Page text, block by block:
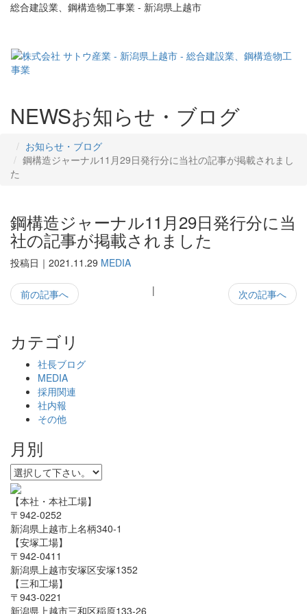
総合建設業、鋼構造物工事業 - 新潟県上越市
NEWSお知らせ・ブログ
お知らせ・ブログ
鋼構造ジャーナル11月29日発行分に当社の記事が掲載されまし
た
鋼構造ジャーナル11月29日発行分に当
社の記事が掲載されました
投稿日｜2021.11.29 MEDIA
前の記事へ | 次の記事へ
カテゴリ
社長ブログ
MEDIA
採用関連
社内報
その他
月別
【本社・本社工場】
〒942-0252
新潟県上越市上名柄340-1
【安塚工場】
〒942-0411
新潟県上越市安塚区安塚1352
【三和工場】
〒943-0221
新潟県上越市三和区稲原133-26